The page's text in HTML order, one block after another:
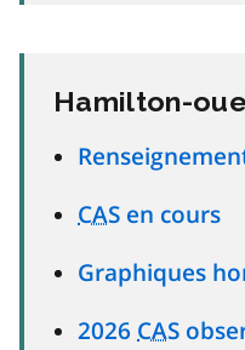
Hamilton-
CAS en cours
Graphiques
2026 CAS